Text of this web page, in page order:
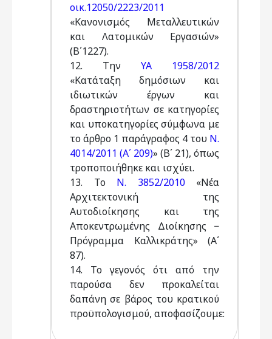
οικ.12050/2223/2011
«Κανονισμός Μεταλλευτικών
και Λατομικών Εργασιών»
(Β΄1227).
12. Την ΥΑ 1958/2012
«Κατάταξη δημόσιων και
ιδιωτικών έργων και
δραστηριοτήτων σε κατηγορίες
και υποκατηγορίες σύμφωνα με
το άρθρο 1 παράγραφος 4 του Ν.
4014/2011 (Α΄ 209)» (Β΄ 21), όπως
τροποποιήθηκε και ισχύει.
13. Το Ν. 3852/2010«Νέα
Αρχιτεκτονική της
Αυτοδιοίκησης και της
Αποκεντρωμένης Διοίκησης −
Πρόγραμμα Καλλικράτης» (Α΄
87).
14. Το γεγονός ότι από την
παρούσα δεν προκαλείται
δαπάνη σε βάρος του κρατικού
προϋπολογισμού, αποφασίζουμε: